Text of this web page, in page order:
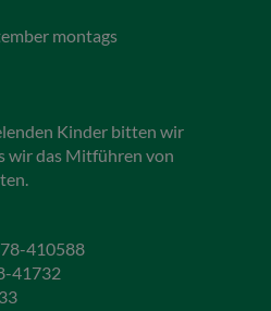
montags
Kinder bitten wir
wir das Mitführen von
410588
41732